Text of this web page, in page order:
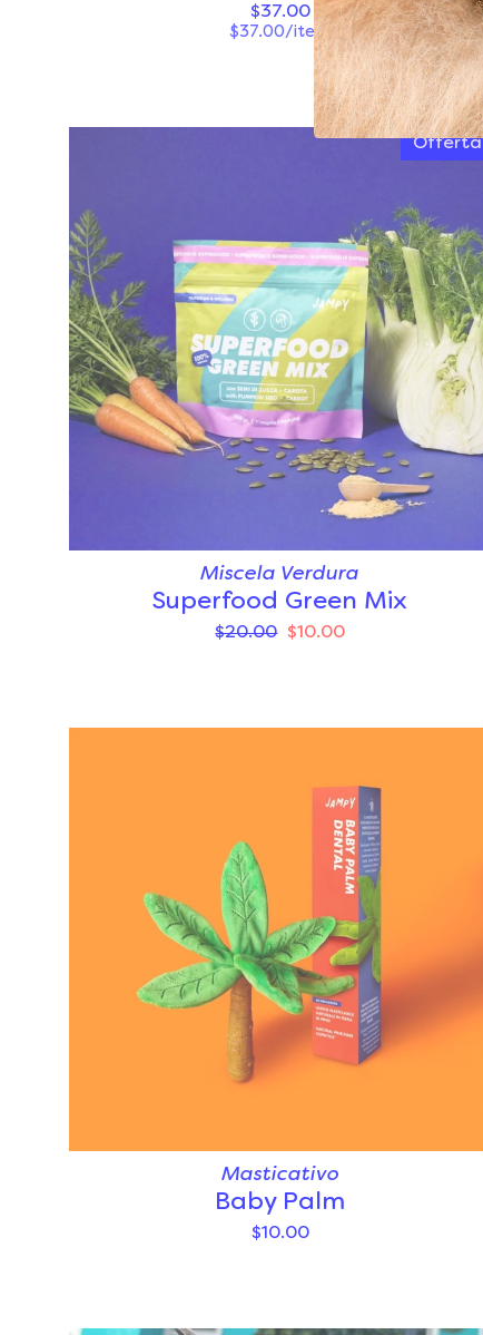
$37.00
$37.00/item
Offerta
Miscela Verdura
Superfood Green Mix
$20.00 $10.00
Masticativo
Baby Palm
$10.00